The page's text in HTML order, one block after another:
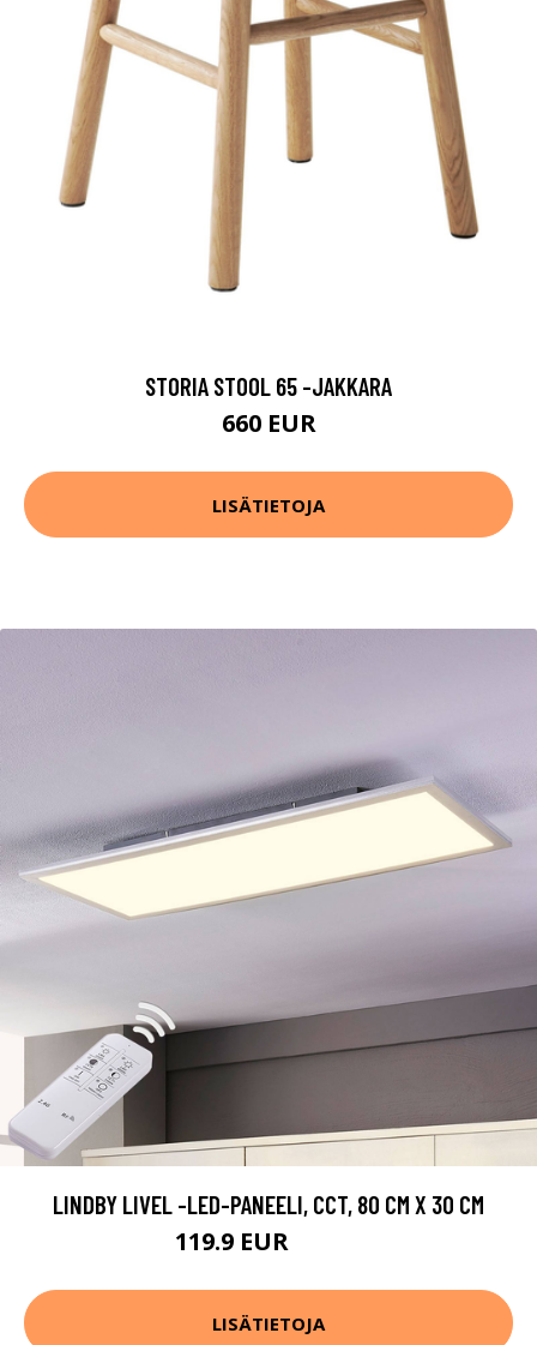
STORIA STOOL 65 -JAKKARA
660 EUR
LISÄTIETOJA
LINDBY LIVEL -LED-PANEELI, CCT, 80 CM X 30 CM
119.9 EUR
LISÄTIETOJA